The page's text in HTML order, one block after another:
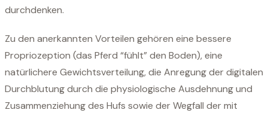
durchdenken.
Zu den anerkannten Vorteilen gehören eine bessere
Propriozeption (das Pferd “fühlt” den Boden), eine
natürlichere Gewichtsverteilung, die Anregung der digitalen
Durchblutung durch die physiologische Ausdehnung und
Zusammenziehung des Hufs sowie der Wegfall der mit